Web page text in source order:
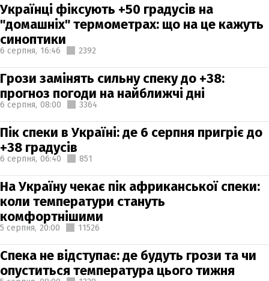
Українці фіксують +50 градусів на
"домашніх" термометрах: що на це кажуть
синоптики
6 серпня, 16:46 2392
Грози замінять сильну спеку до +38:
прогноз погоди на найближчі дні
6 серпня, 08:00 3364
Пік спеки в Україні: де 6 серпня пригріє до
+38 градусів
6 серпня, 06:40 851
На Україну чекає пік африканської спеки:
коли температури стануть
комфортнішими
5 серпня, 20:00 11526
Спека не відступає: де будуть грози та чи
опуститься температура цього тижня